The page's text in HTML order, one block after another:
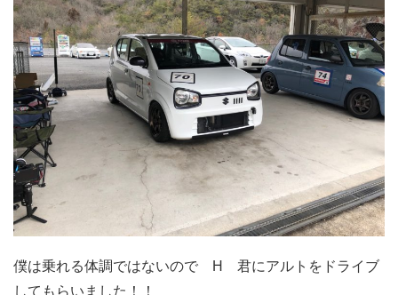
僕は乗れる体調ではないので H 君にアルトをドライブ
してもらいました！！